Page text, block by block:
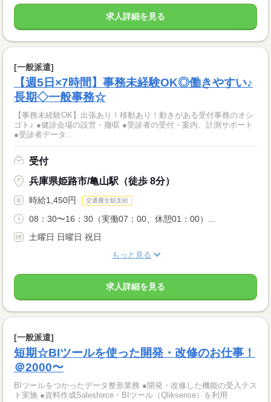
求人詳細を見る
[一般派遣]
【週5日×7時間】事務未経験OK◎働きやすい♪
長期◇一般事務☆
【事務未経験OK】出張あり！移動あり！動きがある受付事務のオシ
ゴト♪ ●健診会場の設営・撤収 ●受診者の受付・案内、計測サポート
●受診者データ...
受付
兵庫県姫路市/亀山駅（徒歩 8分）
時給1,450円 交通費全額支給
08：30〜16：30（実働07：00、休憩01：00）...
土曜日 日曜日 祝日
もっと見る
求人詳細を見る
[一般派遣]
短期☆BIツールを使った開発・改修のお仕事！
＠2000〜
BIツールをつかったデータ整形業務 ●開発・改修した機能の受入テス
ト実施 ●資料作成Salesforce・BIツール（Qliksense）を利用